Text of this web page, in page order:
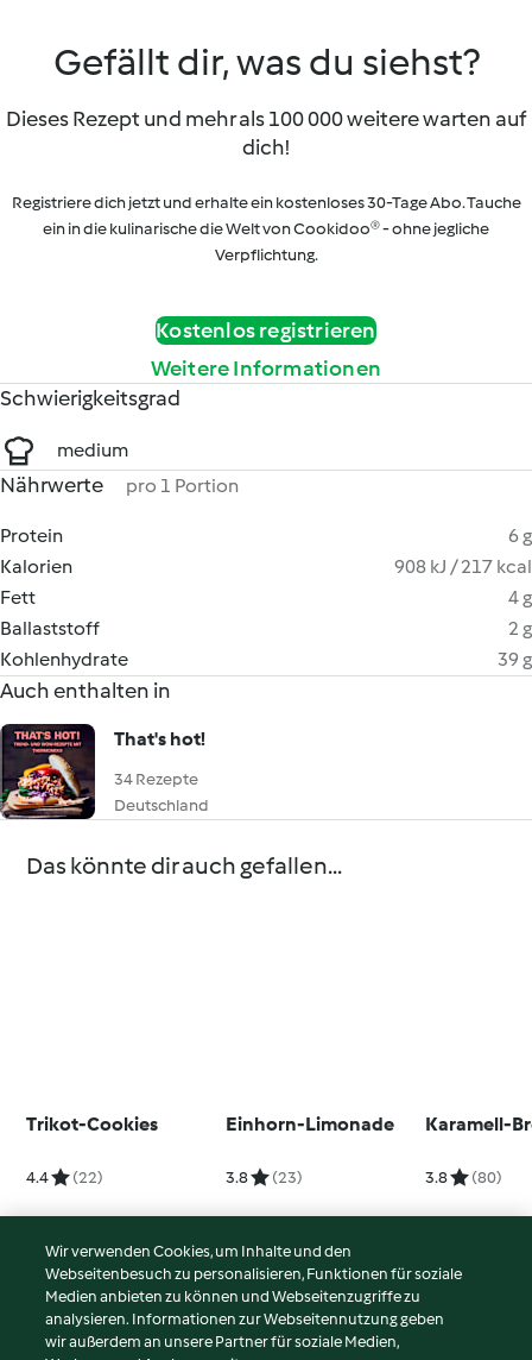
Gefällt dir, was du siehst?
Dieses Rezept und mehr als 100 000 weitere warten auf
dich!
Registriere dich jetzt und erhalte ein kostenloses 30-Tage Abo. Tauche
ein in die kulinarische die Welt von Cookidoo® - ohne jegliche
Verpflichtung.
Kostenlos registrieren
Weitere Informationen
Schwierigkeitsgrad
medium
Nährwerte pro 1 Portion
Protein
6 g
Kalorien
908 kJ / 217 kcal
Fett
4 g
Ballaststoff
2 g
Kohlenhydrate
39 g
Auch enthalten in
That's hot!
34 Rezepte
Deutschland
Das könnte dir auch gefallen...
Trikot-Cookies
4.4 (22)
Einhorn-Limonade
3.8 (23)
Karamell-
3.8 (80)
© Copyright 2026
Nutzungsbedingungen
Wir verwenden Cookies, um Inhalte und den
Webseitenbesuch zu personalisieren, Funktionen für soziale
Medien anbieten zu können und Webseitenzugriffe zu
analysieren. Informationen zur Webseitennutzung geben
wir außerdem an unsere Partner für soziale Medien,